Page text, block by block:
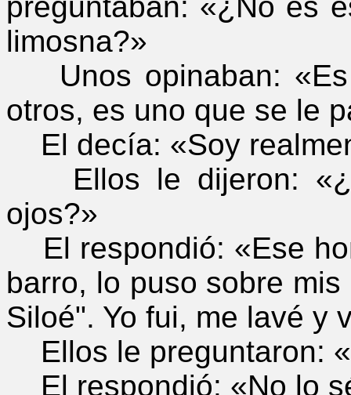
limosna?»
Unos opinaban: «Es
otros, es uno que se le
El decía: «Soy
Ellos le dijeron:
ojos?»
El respondió: «Ese
barro, lo puso sobre
Siloé". Yo fui, me lavé y
Ellos le preguntaron:
El respondió: «No lo